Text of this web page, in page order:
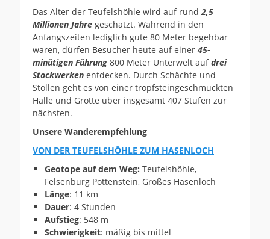
Das Alter der Teufelshöhle wird auf rund 2,5
Millionen Jahre geschätzt. Während in den
Anfangszeiten lediglich gute 80 Meter begehbar
waren, dürfen Besucher heute auf einer 45-
minütigen Führung 800 Meter Unterwelt aufdrei
Stockwerken entdecken. Durch Schächte und
Stollen geht es von einer tropfsteingeschmückten
Halle und Grotte über insgesamt 407 Stufen zur
nächsten.
Unsere Wanderempfehlung
VON DER TEUFELSHÖHLE ZUM HASENLOCH
Geotope auf dem Weg: Teufelshöhle,
Felsenburg Pottenstein, Großes Hasenloch
Länge: 11 km
Dauer: 4 Stunden
Aufstieg: 548 m
Schwierigkeit: mäßig bis mittel